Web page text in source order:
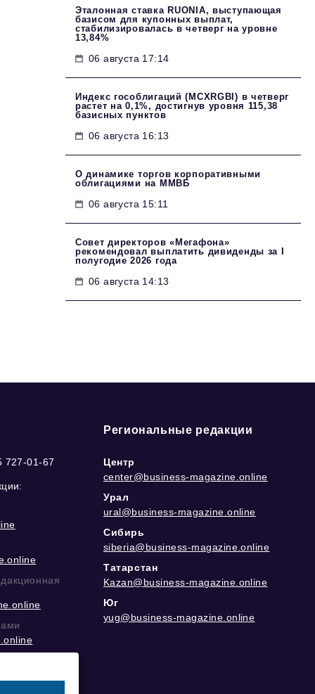
Эталонная ставка RUONIA, выступающая
базисом для купонных выплат,
стабилизировалась в четверг на уровне
13,84%
06 августа 17:14
Индекс гособлигаций (MCXRGBI) в четверг
растет на 0,1%, достигнув уровня 115,38
базисных пунктов
06 августа 16:13
О динамике торгов корпоративными
облигациями на ММВБ
06 августа 15:11
Совет директоров «Мегафона»
рекомендовал выплатить дивиденды за I
полугодие 2026 года
06 августа 14:13
727-01-67
Региональные редакции
Центр
center@business-magazine.online
Урал
ural@business-magazine.online
Сибирь
siberia@business-magazine.online
Татарстан
Kazan@business-magazine.online
Юг
yug@business-magazine.online